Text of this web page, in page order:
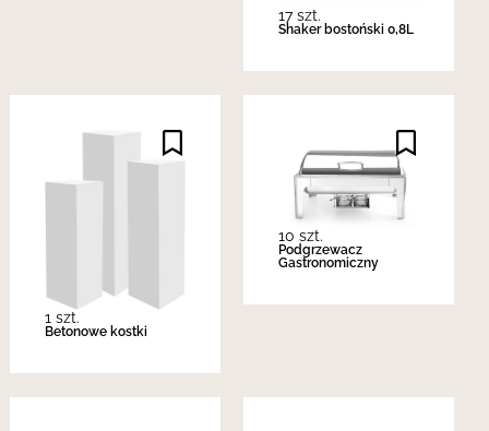
17 szt.
Shaker bostoński 0,8L
1 szt.
Betonowe kostki
10 szt.
Podgrzewacz
Gastronomiczny